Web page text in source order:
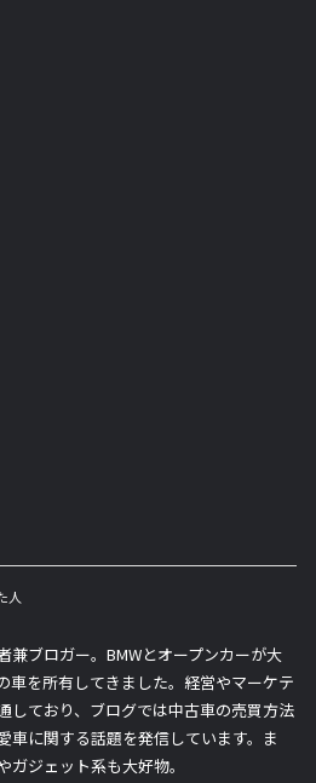
人
兼ブロガー。BMWとオープンカーが大
車を所有してきました。経営やマーケテ
しており、ブログでは中古車の売買方法
車に関する話題を発信しています。ま
ガジェット系も大好物。